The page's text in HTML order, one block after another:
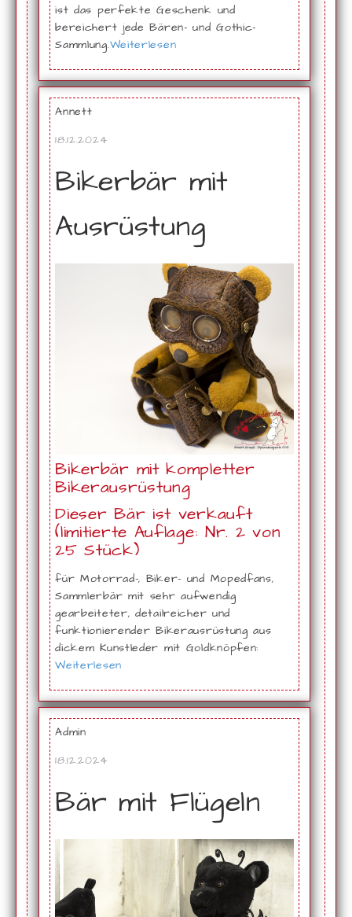
ist das perfekte Geschenk und
bereichert jede Bären- und Gothic-
Sammlung.Weiterlesen
Annett
18.12.2024
Bikerbär mit
Ausrüstung
Bikerbär mit kompletter
Bikerausrüstung
Dieser Bär ist verkauft
(limitierte Auflage: Nr. 2 von
25 Stück)
für Motorrad-, Biker- und Mopedfans,
Sammlerbär mit sehr aufwendig
gearbeiteter, detailreicher und
funktionierender Bikerausrüstung aus
dickem Kunstleder mit Goldknöpfen:
Weiterlesen
Admin
18.12.2024
Bär mit Flügeln